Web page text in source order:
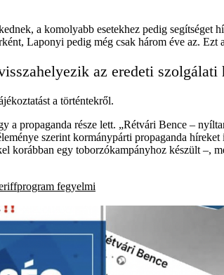
a komolyabb esetekhez pedig
Laponyi pedig még csak három éve az.
az eredeti
a történtekről.
a propaganda része lett. „Rétvári Bence –
szerint kormánypárti propaganda
korábban egy toborzókampányhoz készült –,
fegyelmi